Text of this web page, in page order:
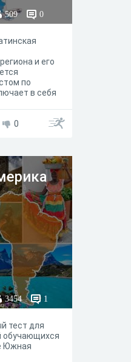
509 0
и его
по
в себя
и
и их
т.д.
0
3454 1
тест для
обучающихся
Южная